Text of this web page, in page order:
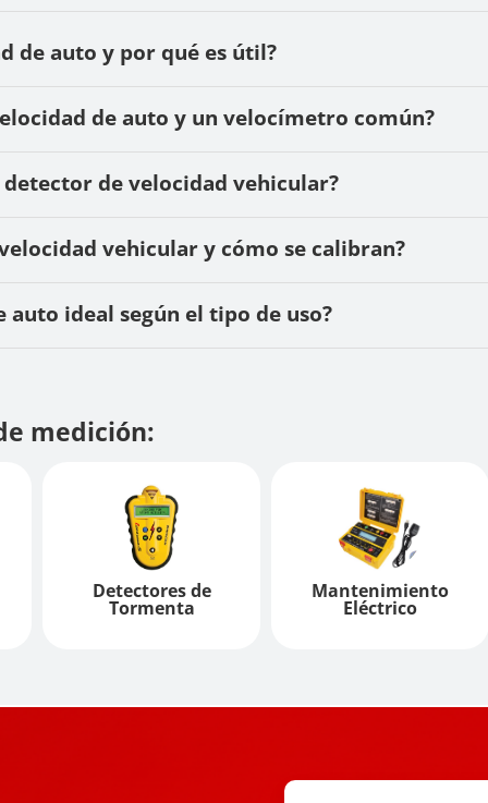
de auto y por qué es útil?
de auto y un velocímetro común?
de velocidad vehicular?
vehicular y cómo se calibran?
ideal según el tipo de uso?
medición:
Detectores de
Tormenta
Mantenimiento
Eléctrico